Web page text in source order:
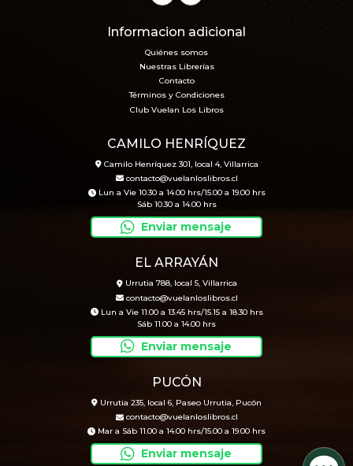
Informacion adicional
Quiénes somos
Nuestras Librerías
Contacto
Términos y Condiciones
Club Vuelan Los Libros
CAMILO HENRÍQUEZ
Camilo Henríquez 301, local 4, Villarrica
contacto@vuelanloslibros.cl
Lun a Vie 10.30 a 14.00 hrs/15.00 a 19.00 hrs
Sáb 10.30 a 14.00 hrs
Enviar mensaje
EL ARRAYÁN
Urrutia 788, local 5, Villarrica
contacto@vuelanloslibros.cl
Lun a Vie 11.00 a 13.45 hrs/15.15 a 18.30 hrs
Sáb 11.00 a 14.00 hrs
Enviar mensaje
PUCÓN
Urrutia 235, local 6, Paseo Urrutia, Pucón
contacto@vuelanloslibros.cl
Mar a Sáb 11.00 a 14.00 hrs/15.00 a 19.00 hrs
Enviar mensaje